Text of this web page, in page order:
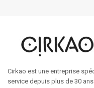
Cirkao est une entreprise
service depuis plus de 30